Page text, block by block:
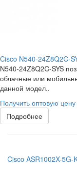
Cisco N540-24Z8Q2C-
N540-24Z8Q2C-SYS
облачные или
данной модел..
Получить оптовую цену
Подробнее
Cisco ASR1002X-5G-